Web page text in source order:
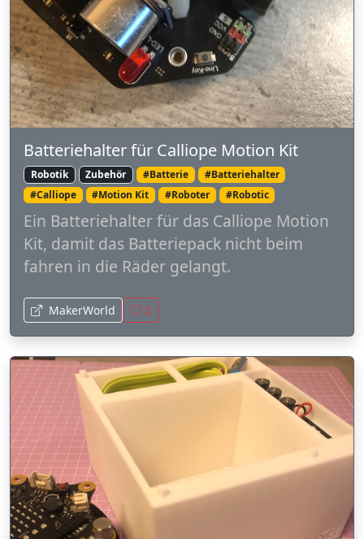
Batteriehalter für Calliope Motion Kit
Robotik Zubehör #Batterie
#Batteriehalter
#Calliope
#Motion Kit #Roboter #Robotic
Ein Batteriehalter für das Calliope Motion
Kit, damit das Batteriepack nicht beim
fahren in die Räder gelangt.
MakerWorld 2